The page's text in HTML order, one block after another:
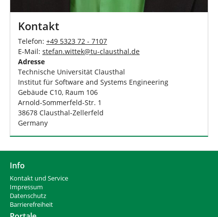
Kontakt
Telefon: +49 5323 72 - 7107
E-Mail: stefan.wittek@tu-clausthal.de
Adresse
Technische Universität Clausthal
Institut für Software and Systems Engineering
Gebäude C10, Raum 106
Arnold-Sommerfeld-Str. 1
38678 Clausthal-Zellerfeld
Germany
Info
Kontakt und Service
Impressum
Datenschutz
Barrierefreiheit